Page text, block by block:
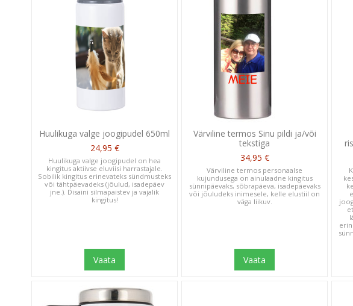
Huulikuga valge joogipudel 650ml
24,95 €
Huulikuga valge joogipudel on hea
kingitus aktiivse eluviisi harrastajale.
Sobilik kingitus erinevateks sündmusteks
või tähtpäevadeks (jõulud, isadepäev
jne.). Disaini silmapaistev ja vajalik
kingitus!
Vaata
Värviline termos Sinu pildi ja/või
tekstiga
34,95 €
Värviline termos personaalse
kujundusega on ainulaadne kingitus
sünnipäevaks, sõbrapäeva, isadepäevaks
või jõuludeks inimesele, kelle elustiil on
väga liikuv.
Vaata